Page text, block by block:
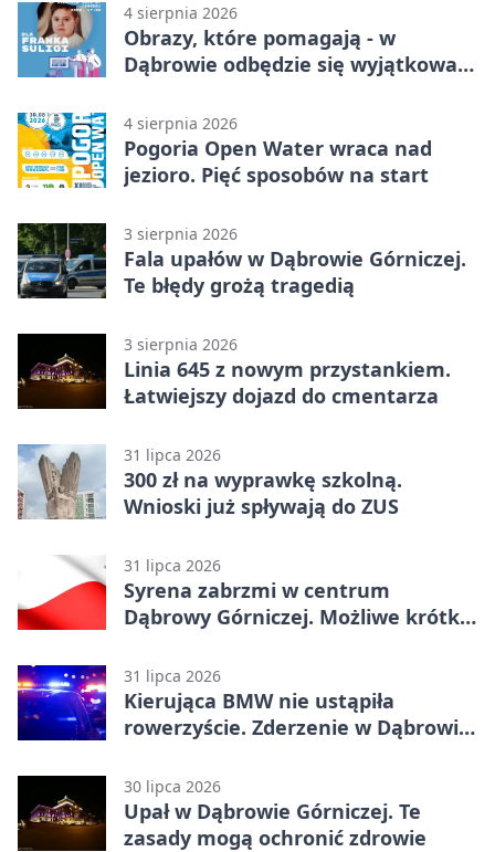
4 sierpnia 2026
Obrazy, które pomagają - w
Dąbrowie odbędzie się wyjątkowa
4 sierpnia 2026
Pogoria Open Water wraca nad
jezioro. Pięć sposobów na start
3 sierpnia 2026
Fala upałów w Dąbrowie Górniczej.
Te błędy grożą tragedią
3 sierpnia 2026
Linia 645 z nowym przystankiem.
Łatwiejszy dojazd do cmentarza
31 lipca 2026
300 zł na wyprawkę szkolną.
Wnioski już spływają do ZUS
31 lipca 2026
Syrena zabrzmi w centrum
Dąbrowy Górniczej. Możliwe krótkie
31 lipca 2026
Kierująca BMW nie ustąpiła
rowerzyście. Zderzenie w Dąbrowie
30 lipca 2026
Upał w Dąbrowie Górniczej. Te
zasady mogą ochronić zdrowie